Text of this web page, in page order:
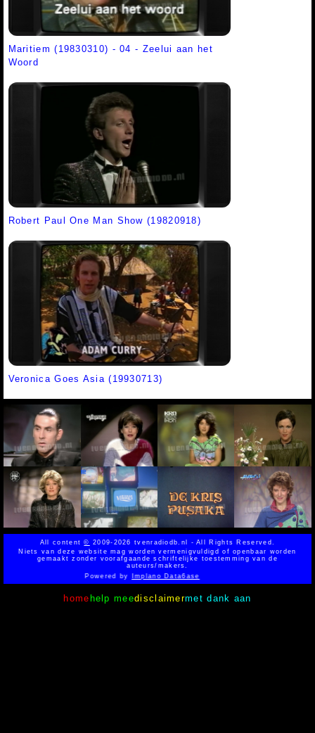
Maritiem (19830310) - 04 - Zeelui aan het
Woord
Robert Paul One Man Show (19820918)
Veronica Goes Asia (19930713)
All content© 2009-2026 tvenradiodb.nl - All Rights Reserved.
Niets van deze website mag worden vermenigvuldigd of openbaar worden
gemaakt zonder voorafgaande schriftelijke toestemming van de
auteurs/makers.
Powered byImplano Data6ase
homehelp meedisclaimermet dank aan